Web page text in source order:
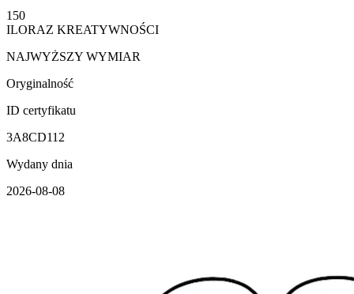
150
ILORAZ KREATYWNOŚCI
NAJWYŻSZY WYMIAR
Oryginalność
ID certyfikatu
3A8CD112
Wydany dnia
2026-08-08